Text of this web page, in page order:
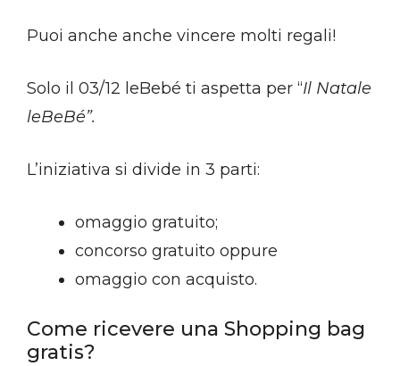
Puoi anche anche vincere molti regali!
Solo il 03/12 leBebé ti aspetta per “Il Natale
leBeBé”.
L’iniziativa si divide in 3 parti:
omaggio gratuito;
concorso gratuito oppure
omaggio con acquisto.
Come ricevere una Shopping bag
gratis?